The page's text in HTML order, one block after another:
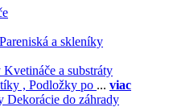
Pareniská a skleníky
Kvetináče a substráty
, Podložky po ... viac
Dekorácie do záhrady